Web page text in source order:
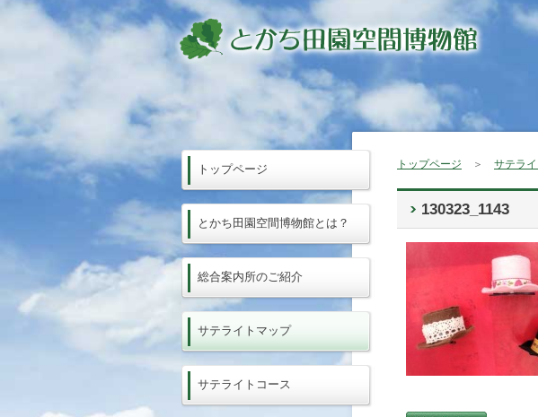
トップページ ＞ サテラ
130323_1143
トップページ
とかち田園空間博物館とは？
総合案内所のご紹介
サテライトマップ
サテライトコース